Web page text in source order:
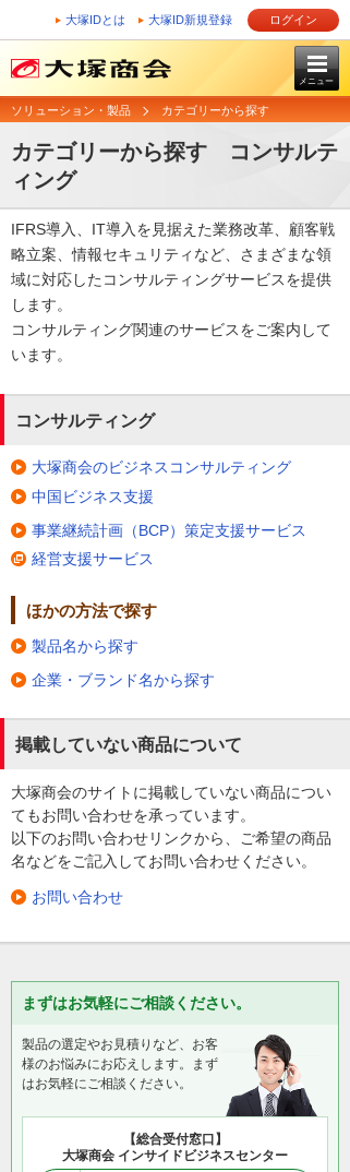
大塚IDとは 大塚ID新規登録 ログイン
メニュー
ソリューション・製品 カテゴリーから探す
カテゴリーから探す コンサルテ
ィング
IFRS導入、IT導入を見据えた業務改革、顧客戦
略立案、情報セキュリティなど、さまざまな領
域に対応したコンサルティングサービスを提供
します。
コンサルティング関連のサービスをご案内して
います。
コンサルティング
大塚商会のビジネスコンサルティング
中国ビジネス支援
事業継続計画（BCP）策定支援サービス
経営支援サービス
ほかの方法で探す
製品名から探す
企業・ブランド名から探す
掲載していない商品について
大塚商会のサイトに掲載していない商品につい
てもお問い合わせを承っています。
以下のお問い合わせリンクから、ご希望の商品
名などをご記入してお問い合わせください。
お問い合わせ
まずはお気軽にご相談ください。
製品の選定やお見積りなど、お客
様のお悩みにお応えします。まず
はお気軽にご相談ください。
【総合受付窓口】
大塚商会 インサイドビジネスセンター